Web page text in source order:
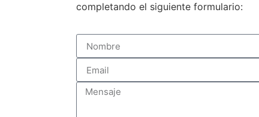
completando el siguiente formulario: